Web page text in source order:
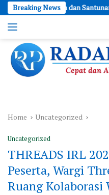
Skip
to
content
Breaking News
dan Santunan Anak Yatim
dan
Akurat
Hadirkan
Fakta
Home Uncategorized
Uncategorized
THREADS IRL
Peserta, Wargi
Ruang Kolaborasi